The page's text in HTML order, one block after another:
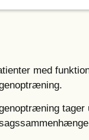
med